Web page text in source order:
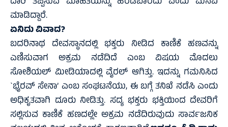
ಮಾಡಿದ್ದಾರೆ.
ಏನಿದು ವಿವಾದ?
ಬದರಿನಾಥ ದೇವಸ್ಥಾನದಲ್ಲಿ ಭಕ್ತರು ನೀಡಿದ ಕಾಣಿಕೆ ಹಣವನ್ನು
ಎಣಿಸುವಾಗ ಅಕ್ರಮ ನಡೆದಿದೆ ಎಂಬ ವಿಷಯ ಮೊದಲು
ಸೋಶಿಯಲ್ ಮೀಡಿಯಾದಲ್ಲಿ ವೈರಲ್ ಆಗಿತ್ತು. ಇದನ್ನು ಗಮನಿಸಿದ
`ಭೈರವ್ ಸೇನಾ’ ಎಂಬ ಸಂಘಟನೆಯು, ಈ ಬಗ್ಗೆ ತನಿಖೆ ನಡೆಸಿ ಎಂದು
ಅಧಿಕೃತವಾಗಿ ದೂರು ನೀಡಿತ್ತು. ಸದ್ಯ ಭಕ್ತರು ಭಕ್ತಿಯಿಂದ ದೇವರಿಗೆ
ಸಲ್ಲಿಸುವ ಕಾಣಿಕೆ ಹಣದಲ್ಲೇ ಅಕ್ರಮ ನಡೆದಿರುವುದು ಸಾರ್ವಜನಿಕ